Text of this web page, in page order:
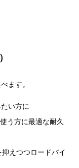
ます。
い方に
う方に最適な耐久
えつつロードバイ